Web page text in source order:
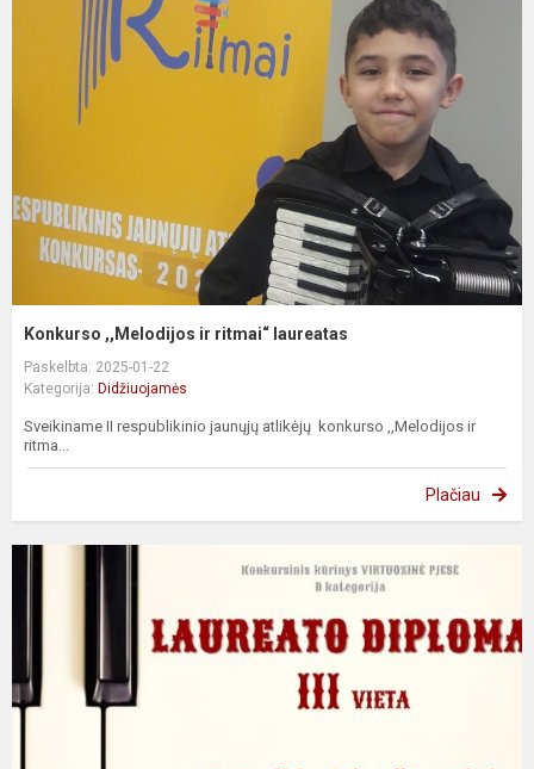
Konkurso ,,Melodijos ir ritmai“ laureatas
Paskelbta: 2025-01-22
Kategorija: Didžiuojamės
Sveikiname II respublikinio jaunųjų atlikėjų konkurso ,,Melodijos ir
ritma...
Plačiau